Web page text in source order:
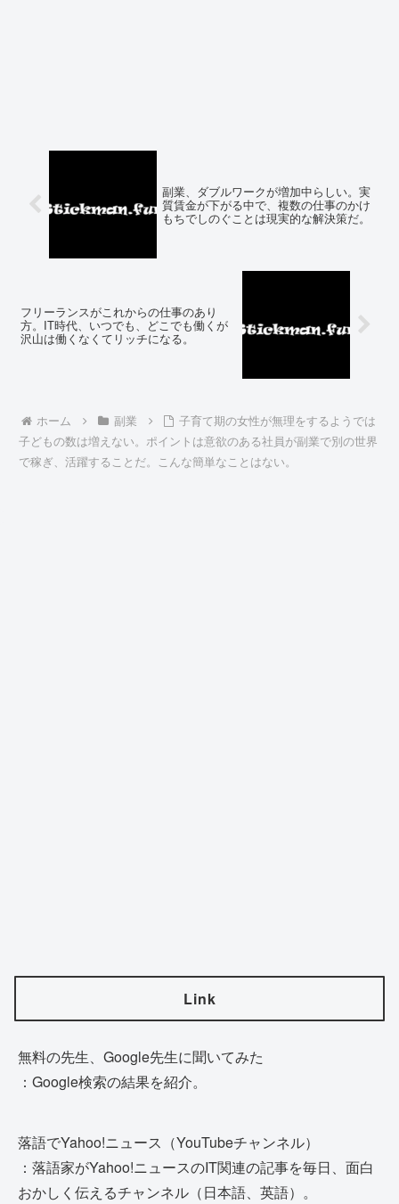
副業、ダブルワークが増加中らしい。実
質賃金が下がる中で、複数の仕事のかけ
もちでしのぐことは現実的な解決策だ。
フリーランスがこれからの仕事のあり
方。IT時代、いつでも、どこでも働くが
沢山は働くなくてリッチになる。
ホーム 副業
子育て期の女性が無理をするようでは
子どもの数は増えない。ポイントは意欲のある社員が副業で別の世界
で稼ぎ、活躍することだ。こんな簡単なことはない。
Link
無料の先生、Google先生に聞いてみた
：Google検索の結果を紹介。
落語でYahoo!ニュース（YouTubeチャンネル）
：落語家がYahoo!ニュースのIT関連の記事を毎日、面白
おかしく伝えるチャンネル（日本語、英語）。